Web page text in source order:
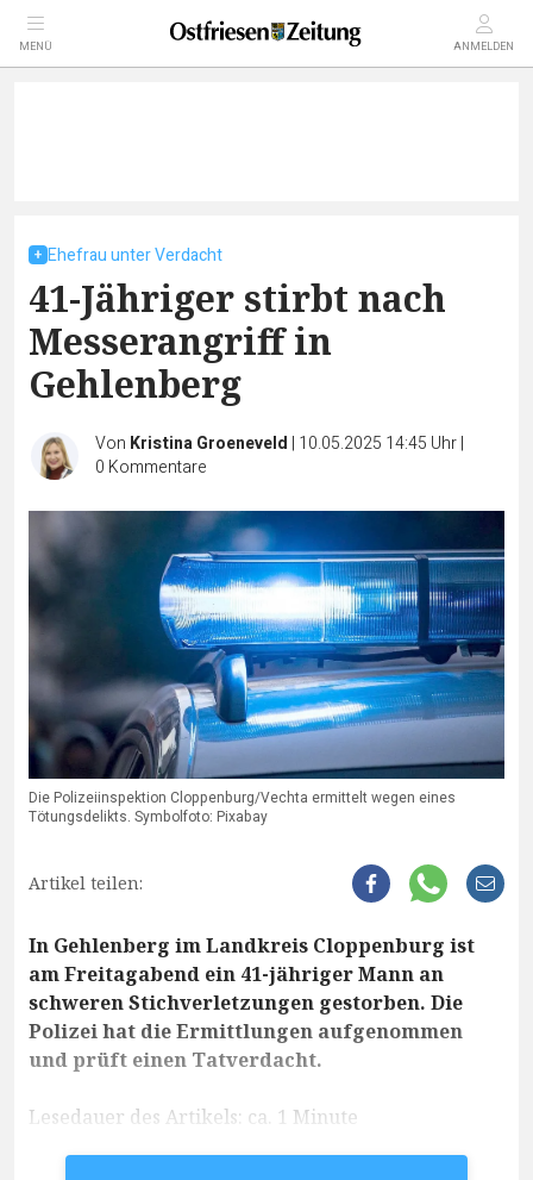
MENÜ ANMELDEN
Ehefrau unter Verdacht
41-Jähriger stirbt nach
Messerangriff in
Gehlenberg
Von Kristina Groeneveld | 10.05.2025 14:45 Uhr|
0 Kommentare
Die Polizeiinspektion Cloppenburg/Vechta ermittelt wegen eines
Tötungsdelikts. Symbolfoto: Pixabay
Artikel teilen:
In Gehlenberg im Landkreis Cloppenburg ist
am Freitagabend ein 41-jähriger Mann an
schweren Stichverletzungen gestorben. Die
Polizei hat die Ermittlungen aufgenommen
und prüft einen Tatverdacht.
Lesedauer des Artikels: ca. 1 Minute